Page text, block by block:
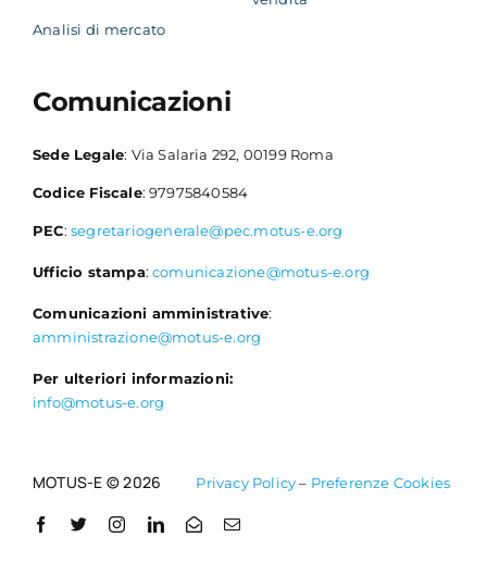
Analisi di mercato
Comunicazioni
Sede Legale: Via Salaria 292, 00199 Roma
Codice Fiscale: 97975840584
PEC: segretariogenerale@pec.motus-e.org
Ufficio stampa:comunicazione@motus-e.org
Comunicazioni amministrative:
amministrazione@motus-e.org
Per ulteriori informazioni:
info@motus-e.org
MOTUS-E © 2026 Privacy Policy– Preferenze Cookies